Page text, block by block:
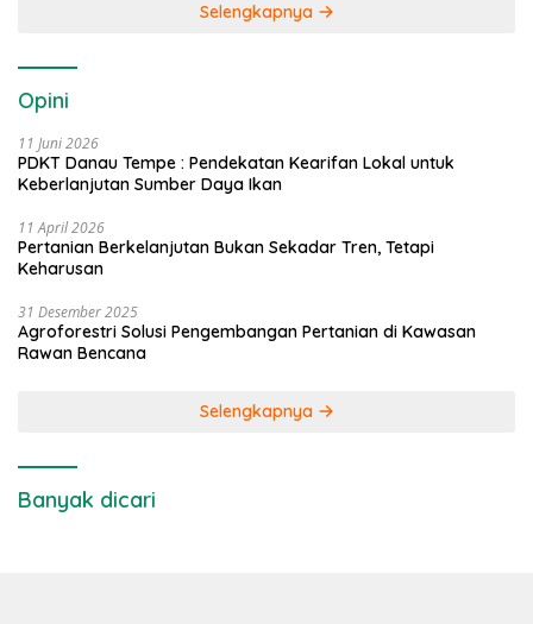
Selengkapnya
Opini
11 Juni 2026
PDKT Danau Tempe : Pendekatan Kearifan Lokal untuk
Keberlanjutan Sumber Daya Ikan
11 April 2026
Pertanian Berkelanjutan Bukan Sekadar Tren, Tetapi
Keharusan
31 Desember 2025
Agroforestri Solusi Pengembangan Pertanian di Kawasan
Rawan Bencana
Selengkapnya
Banyak dicari